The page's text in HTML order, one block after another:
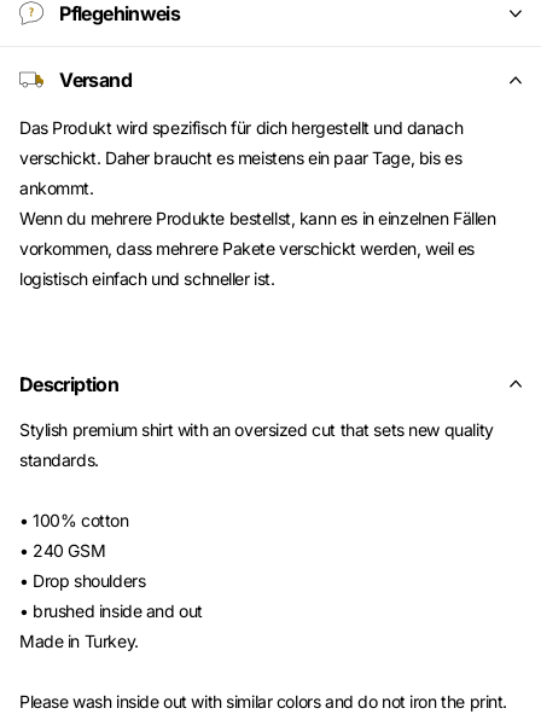
Pflegehinweis
Versand
Das Produkt wird spezifisch für dich hergestellt und danach
verschickt. Daher braucht es meistens ein paar Tage, bis es
ankommt.
Wenn du mehrere Produkte bestellst, kann es in einzelnen Fällen
vorkommen, dass mehrere Pakete verschickt werden, weil es
logistisch einfach und schneller ist.
Description
Stylish premium shirt with an oversized cut that sets new quality
standards.
• 100% cotton
• 240 GSM
• Drop shoulders
• brushed inside and out
Made in Turkey.
Please wash inside out with similar colors and do not iron the print.